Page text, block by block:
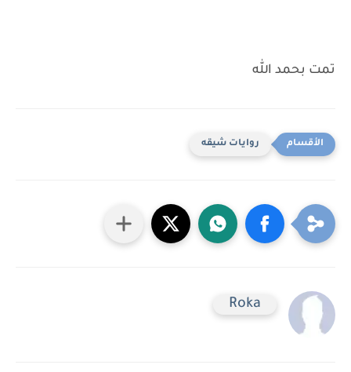
تمت بحمد الله
روايات شيقه
Roka